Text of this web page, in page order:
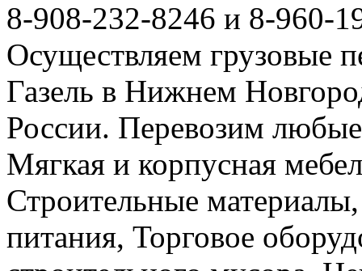
8-908-232-8246 и 8-960-
Осуществляем грузовые
Газель в Нижнем
России. Перевозим
Мягкая и корпусная
Строительные
питания, Торговое